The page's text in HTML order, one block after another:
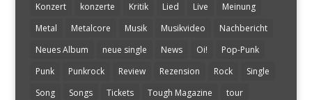
Konzert
konzerte Kritik Lied Live
Meinung
Metal
Metalcore Musik Musikvideo
Nachbericht
Neues Album
neue single News Oi!
Pop-Punk
Punk
Punkrock Review Rezension Rock
Single
Song
Songs Tickets Tough Magazine
tour